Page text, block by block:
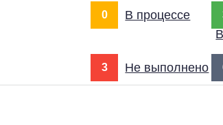
0 В процессе
3 Не выполнено